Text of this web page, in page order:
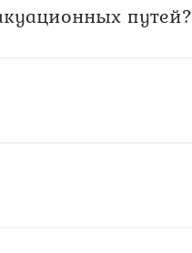
путей?